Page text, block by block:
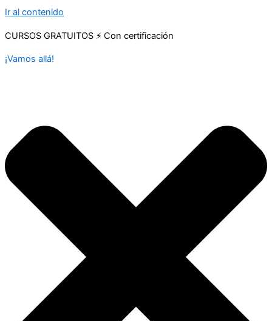
Ir al contenido
CURSOS GRATUITOS ⚡ Con certificación
¡Vamos allá!